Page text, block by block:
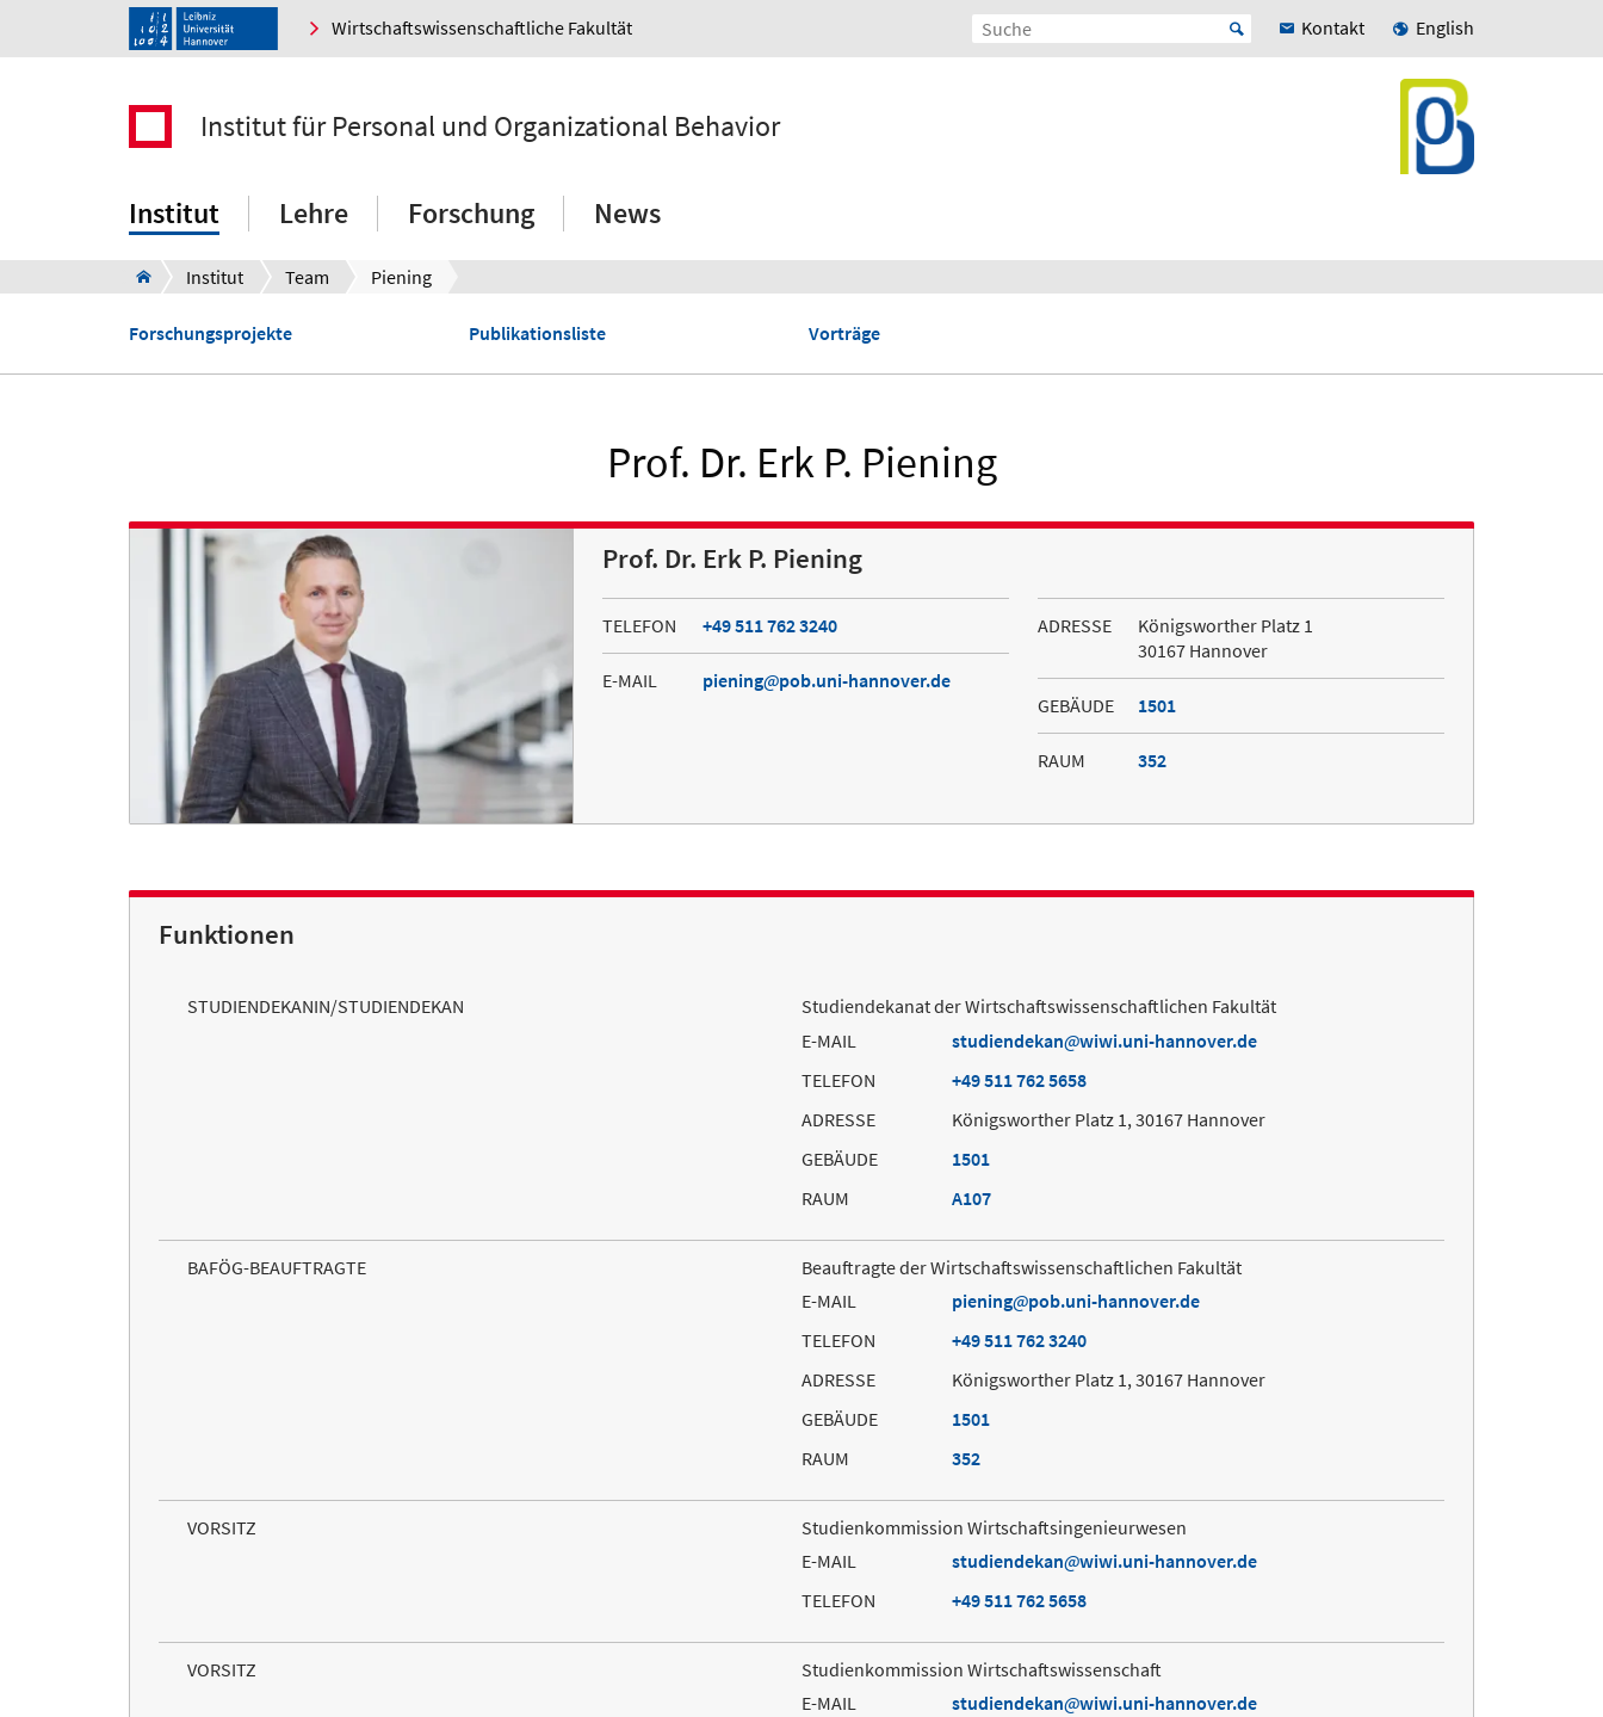
Wirtschaftswissenschaftliche Fakultät Kontakt English
Institut für Personal und Organizational Behavior
Institut Lehre Forschung News
Institut Team Piening
Forschungsprojekte Publikationsliste Vorträge
Prof. Dr. Erk P. Piening
Prof. Dr. Erk P. Piening
TELEFON +49 511 762 3240
E-MAIL piening pob.uni-hannover.de
ADRESSE
Königsworther Platz 1
30167 Hannover
GEBÄUDE 1501
RAUM 352
Funktionen
STUDIENDEKANIN/STUDIENDEKAN
Studiendekanat der Wirtschaftswissenschaftlichen Fakultät
E-MAIL
studiendekan
wiwi.uni-hannover.de
TELEFON
+49 511 762 5658
ADRESSE
Königsworther Platz 1, 30167 Hannover
GEBÄUDE
1501
RAUM
A107
BAFÖG-BEAUFTRAGTE
Beauftragte der Wirtschaftswissenschaftlichen Fakultät
E-MAIL
piening
pob.uni-hannover.de
TELEFON
+49 511 762 3240
ADRESSE
Königsworther Platz 1, 30167 Hannover
GEBÄUDE
1501
RAUM
352
VORSITZ
Studienkommission Wirtschaftsingenieurwesen
E-MAIL
studiendekan
wiwi.uni-hannover.de
TELEFON
+49 511 762 5658
VORSITZ
Studienkommission Wirtschaftswissenschaft
E-MAIL
studiendekan
wiwi.uni-hannover.de